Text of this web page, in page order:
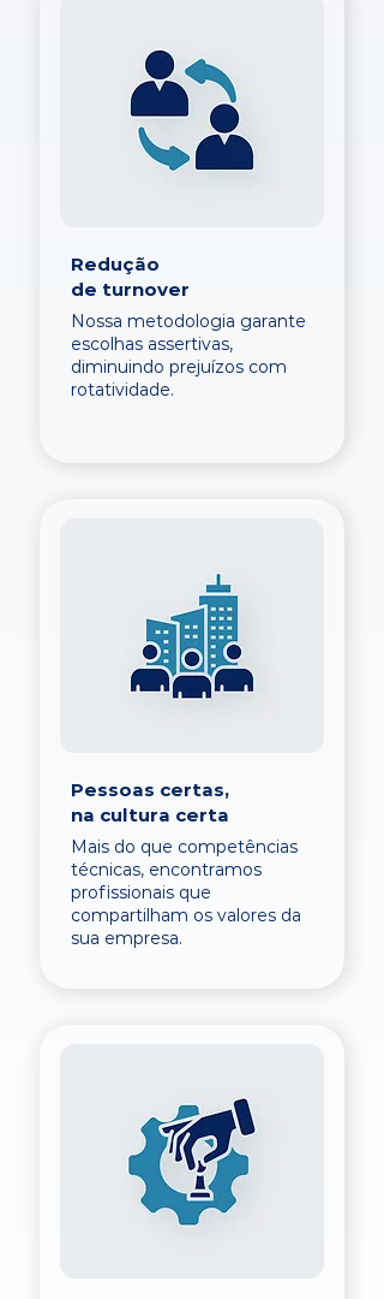
Redução
de turnover
Nossa metodologia garante
escolhas assertivas,
diminuindo prejuízos com
rotatividade.
Pessoas certas,
na cultura certa
Mais do que competências
técnicas, encontramos
profissionais que
compartilham os valores da
sua empresa.